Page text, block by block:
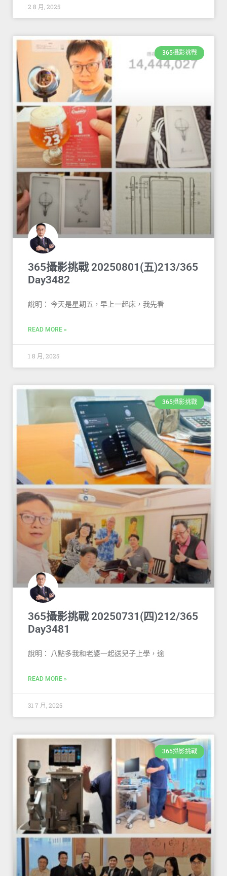
2 8 月, 2025
365攝影挑戰
365攝影挑戰 20250801(五)213/365
Day3482
說明： 今天是星期五，早上一起床，我先看
READ MORE »
1 8 月, 2025
365攝影挑戰
365攝影挑戰 20250731(四)212/365
Day3481
說明： 八點多我和老婆一起送兒子上學，途
READ MORE »
31 7 月, 2025
365攝影挑戰